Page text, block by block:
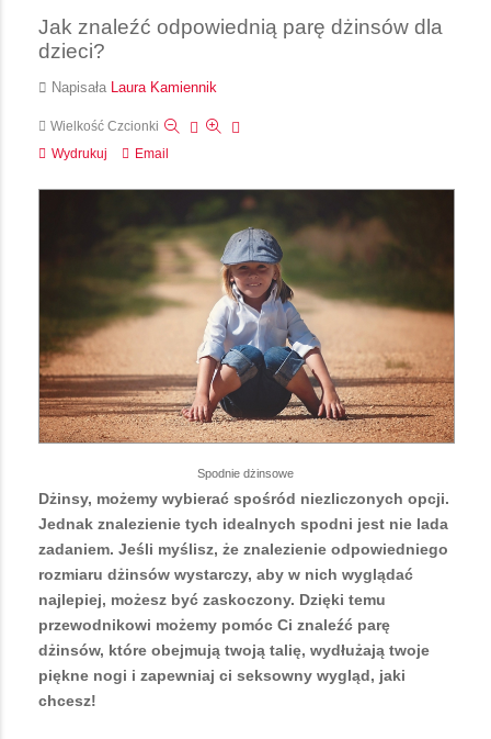
Jak znaleźć odpowiednią parę dżinsów dla
dzieci?
Napisała Laura Kamiennik
Wielkość Czcionki
Wydrukuj
Email
Spodnie dżinsowe
Dżinsy, możemy wybierać spośród niezliczonych opcji.
Jednak znalezienie tych idealnych spodni jest nie lada
zadaniem. Jeśli myślisz, że znalezienie odpowiedniego
rozmiaru dżinsów wystarczy, aby w nich wyglądać
najlepiej, możesz być zaskoczony. Dzięki temu
przewodnikowi możemy pomóc Ci znaleźć parę
dżinsów, które obejmują twoją talię, wydłużają twoje
piękne nogi i zapewniaj ci seksowny wygląd, jaki
chcesz!